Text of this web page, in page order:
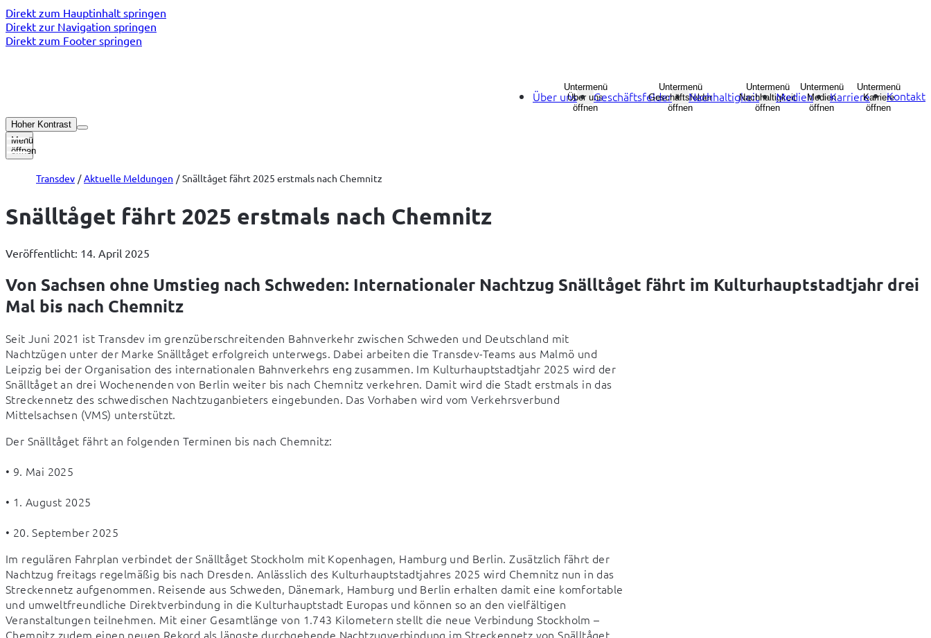
Direkt zum Hauptinhalt springen
Direkt zur Navigation springen
Direkt zum Footer springen
Über uns
Untermenü
Über uns
öffnen
Geschäftsfelder
Untermenü
Geschäftsfelder
öffnen
Nachhaltigkeit
Untermenü
Nachhaltigkeit
öffnen
Medien
Untermenü
Medien
öffnen
Karriere
Untermenü
Karriere
öffnen
Kontakt
Hoher Kontrast
Menü
öffnen
Transdev Aktuelle Meldungen Snälltåget fährt 2025 erstmals nach Chemnitz
Snälltåget fährt 2025 erstmals nach Chemnitz
Veröffentlicht: 14. April 2025
Von Sachsen ohne Umstieg nach Schweden: Internationaler Nachtzug Snälltåget fährt im Kulturhauptstadtjahr drei
Mal bis nach Chemnitz
Seit Juni 2021 ist Transdev im grenzüberschreitenden Bahnverkehr zwischen Schweden und Deutschland mit
Nachtzügen unter der Marke Snälltåget erfolgreich unterwegs. Dabei arbeiten die Transdev-Teams aus Malmö und
Leipzig bei der Organisation des internationalen Bahnverkehrs eng zusammen. Im Kulturhauptstadtjahr 2025 wird der
Snälltåget an drei Wochenenden von Berlin weiter bis nach Chemnitz verkehren. Damit wird die Stadt erstmals in das
Streckennetz des schwedischen Nachtzuganbieters eingebunden. Das Vorhaben wird vom Verkehrsverbund
Mittelsachsen (VMS) unterstützt.
Der Snälltåget fährt an folgenden Terminen bis nach Chemnitz:
• 9. Mai 2025
• 1. August 2025
• 20. September 2025
Im regulären Fahrplan verbindet der Snälltåget Stockholm mit Kopenhagen, Hamburg und Berlin. Zusätzlich fährt der
Nachtzug freitags regelmäßig bis nach Dresden. Anlässlich des Kulturhauptstadtjahres 2025 wird Chemnitz nun in das
Streckennetz aufgenommen. Reisende aus Schweden, Dänemark, Hamburg und Berlin erhalten damit eine komfortable
und umweltfreundliche Direktverbindung in die Kulturhauptstadt Europas und können so an den vielfältigen
Veranstaltungen teilnehmen. Mit einer Gesamtlänge von 1.743 Kilometern stellt die neue Verbindung Stockholm –
Chemnitz zudem einen neuen Rekord als längste durchgehende Nachtzugverbindung im Streckennetz von Snälltåget